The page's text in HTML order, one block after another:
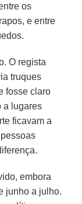
os
e entre
O regista
truques
fosse claro
a lugares
ficavam a
embora
junho a julho.